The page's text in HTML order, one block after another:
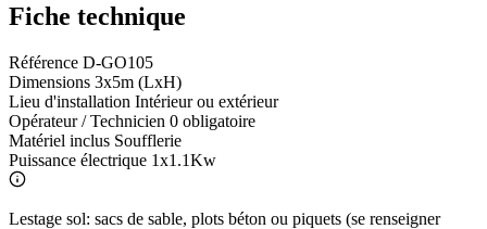
Fiche technique
Référence D-GO105
Dimensions 3x5m (LxH)
Lieu d'installation Intérieur ou extérieur
Opérateur / Technicien 0 obligatoire
Matériel inclus Soufflerie
Puissance électrique 1x1.1Kw
Lestage sol: sacs de sable, plots béton ou piquets (se renseigner